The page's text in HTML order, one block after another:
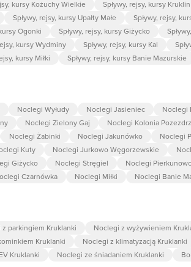
kursy Kożuchy Wielkie Spływy, rejsy, kursy Kruklin
Spływy, rejsy, kursy Upałty Małe Spływy, rejsy,
Ogonki Spływy, rejsy, kursy Giżycko
kursy Wydminy Spływy, rejsy, kursy Kal
kursy Miłki Spływy, rejsy, kursy Banie Mazurskie
Noclegi Wyłudy Noclegi Jasieniec Noclegi
Noclegi Zielony Gaj Noclegi Kolonia
Noclegi Żabinki Noclegi Jakunówko Noclegi
Kuty Noclegi Jurkowo Węgorzewskie
Giżycko Noclegi Stręgiel Noclegi
Czarnówka Noclegi Miłki Noclegi Banie
parkingiem Kruklanki Noclegi z wyżywieniem
Kruklanki Noclegi z klimatyzacją Kruklanki
Kruklanki
Noclegi ze śniadaniem Kruklanki